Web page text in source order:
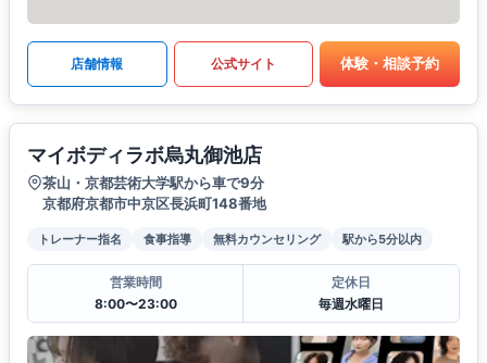
店舗情報 公式サイト 体験・相談予約
マイボディラボ烏丸御池店
茶山・京都芸術大学駅から車で9分
京都府京都市中京区長浜町148番地
トレーナー指名 食事指導 無料カウンセリング 駅から5分以内
営業時間
8:00〜23:00
定休日
毎週水曜日